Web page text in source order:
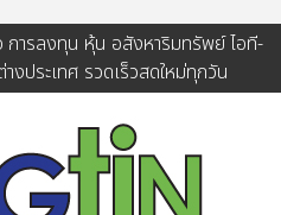
ารลงทุน หุ้น อสังหาริมทรัพย์ ไอที-
งประเทศ รวดเร็วสดใหม่ทุกวัน